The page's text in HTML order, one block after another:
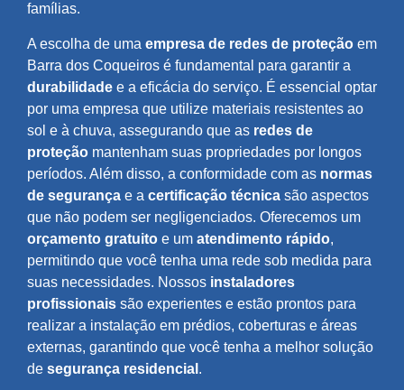
famílias.
A escolha de uma empresa de redes de proteção em
Barra dos Coqueiros é fundamental para garantir a
durabilidade e a eficácia do serviço. É essencial optar
por uma empresa que utilize materiais resistentes ao
sol e à chuva, assegurando que as redes de
proteção mantenham suas propriedades por longos
períodos. Além disso, a conformidade com as normas
de segurança e a certificação técnica são aspectos
que não podem ser negligenciados. Oferecemos um
orçamento gratuito e um atendimento rápido,
permitindo que você tenha uma rede sob medida para
suas necessidades. Nossos instaladores
profissionais são experientes e estão prontos para
realizar a instalação em prédios, coberturas e áreas
externas, garantindo que você tenha a melhor solução
de segurança residencial .